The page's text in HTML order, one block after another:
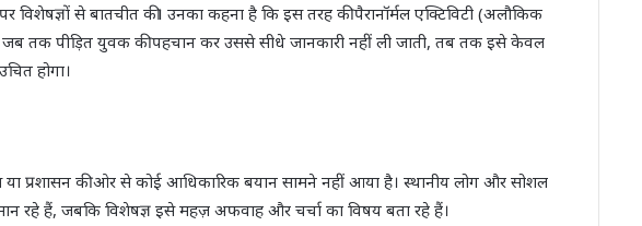
से बातचीत की। उनका कहना है कि इस तरह की पैरानॉर्मल एक्टिविटी (अलौकिक
जब तक पीड़ित युवक की पहचान कर उससे सीधे जानकारी नहीं ली जाती, तब तक इसे केवल
होगा।
प्रशासन की ओर से कोई आधिकारिक बयान सामने नहीं आया है। स्थानीय लोग और सोशल
रहे हैं, जबकि विशेषज्ञ इसे महज़ अफवाह और चर्चा का विषय बता रहे हैं।